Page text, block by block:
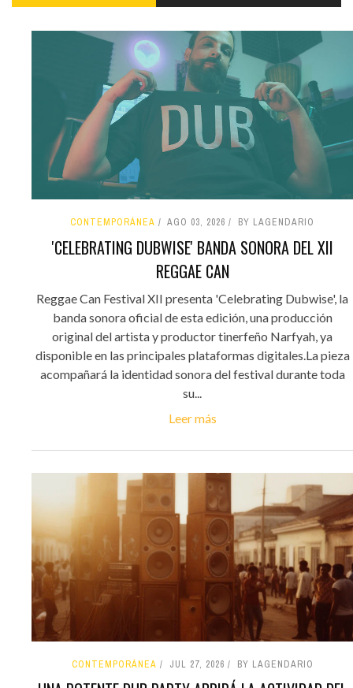
CONTEMPORÁNEA AGO 03, 2026 BY LAGENDARIO
'CELEBRATING DUBWISE' BANDA SONORA DEL XII
REGGAE CAN
Reggae Can Festival XII presenta 'Celebrating Dubwise', la
banda sonora oficial de esta edición, una producción
original del artista y productor tinerfeño Narfyah, ya
disponible en las principales plataformas digitales.La pieza
acompañará la identidad sonora del festival durante toda
su...
Leer más
CONTEMPORÁNEA JUL 27, 2026 BY LAGENDARIO